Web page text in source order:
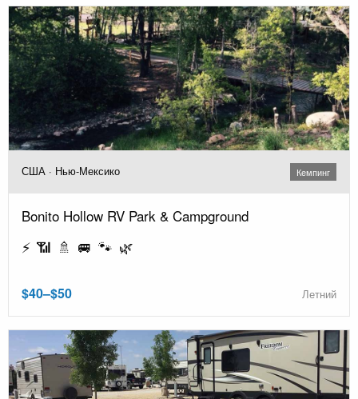
США · Нью-Мексико Кемпинг
Bonito Hollow RV Park & Campground
⚡ 📶 🚿 🚐 🐾 🌿
$40–$50 Летний